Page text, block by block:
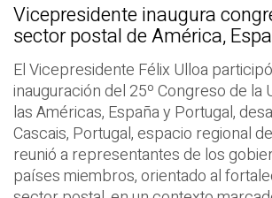
Vicepresidente inaugura
sector postal de América,
El Vicepresidente Félix Ulloa
inauguración del 25º Congreso de la
las Américas, España y Portugal,
Cascais, Portugal, espacio regional
reunió a representantes de los
países miembros, orientado al